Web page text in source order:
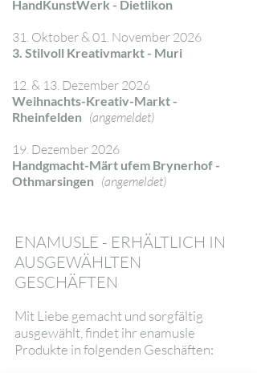
HandKunstWerk - Dietlikon
31. Oktober & 01. November 2026
3. Stilvoll Kreativmarkt - Muri
12. & 13. Dezember 2026
Weihnachts-Kreativ-Markt -
Rheinfelden (angemeldet)
19. Dezember 2026
Handgmacht-Märt ufem Brynerhof -
Othmarsingen (angemeldet)
ENAMUSLE - ERHÄLTLICH IN
AUSGEWÄHLTEN
GESCHÄFTEN
Mit Liebe gemacht und sorgfältig
ausgewählt, findet ihr enamusle
Produkte in folgenden Geschäften: